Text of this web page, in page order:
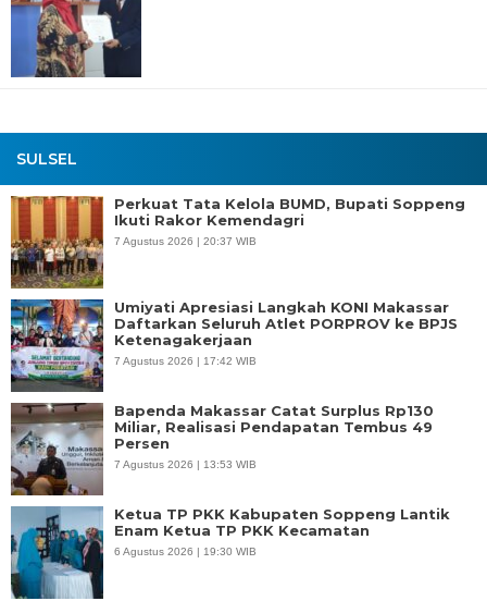
SULSEL
Perkuat Tata Kelola BUMD, Bupati Soppeng
Ikuti Rakor Kemendagri
7 Agustus 2026 | 20:37 WIB
Umiyati Apresiasi Langkah KONI Makassar
Daftarkan Seluruh Atlet PORPROV ke BPJS
Ketenagakerjaan
7 Agustus 2026 | 17:42 WIB
Bapenda Makassar Catat Surplus Rp130
Miliar, Realisasi Pendapatan Tembus 49
Persen
7 Agustus 2026 | 13:53 WIB
Ketua TP PKK Kabupaten Soppeng Lantik
Enam Ketua TP PKK Kecamatan
6 Agustus 2026 | 19:30 WIB